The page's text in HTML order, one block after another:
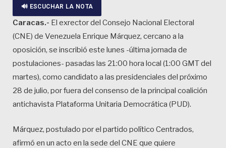
🔊 ESCUCHAR LA NOTA
Caracas.- El exrector del Consejo Nacional Electoral
(CNE) de Venezuela Enrique Márquez, cercano a la
oposición, se inscribió este lunes -última jornada de
postulaciones- pasadas las 21:00 hora local (1:00 GMT del
martes), como candidato a las presidenciales del próximo
28 de julio, por fuera del consenso de la principal coalición
antichavista Plataforma Unitaria Democrática (PUD).
Márquez, postulado por el partido político Centrados,
afirmó en un acto en la sede del CNE que quiere